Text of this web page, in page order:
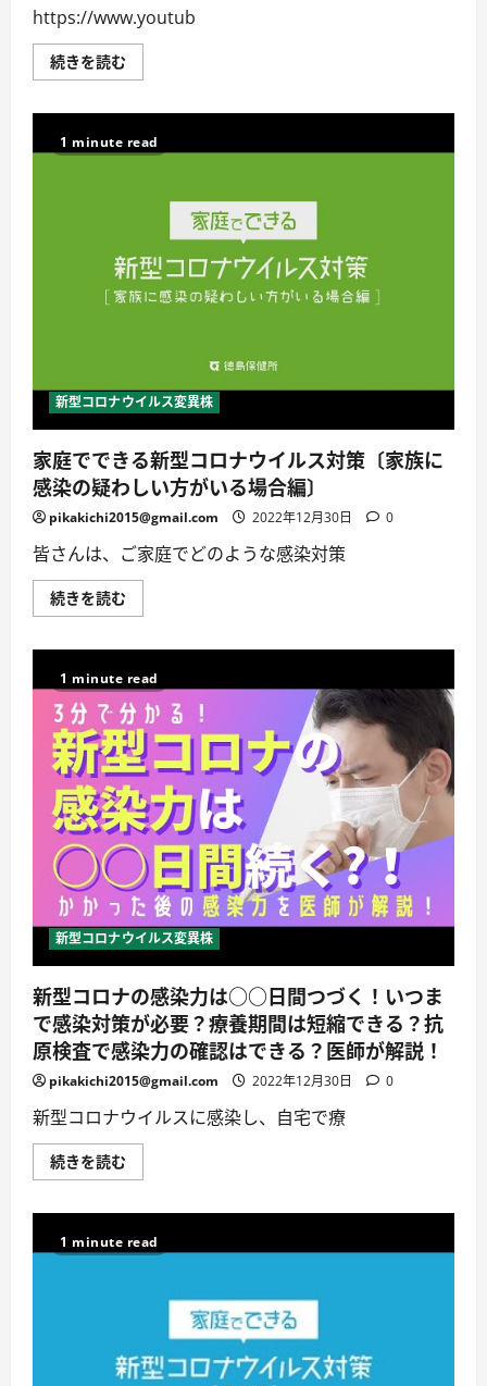
し
ょ
に
い
詳
し
https://www.youtub
続きを読む
型
ウ
イ
策
動
画
に
く
読
む
1 minute read
新型コロナウイルス変異株
家庭でできる新型コロナウイルス対策〔家族に
感染の疑わしい方がいる場合編〕
pikakichi2015@gmail.com 2022年12月30日 0
皆さんは、ご家庭でどのような感染対策
続きを読む
庭
る
新
型
コ
ロ
ナ
ウ
イ
ル
ス
対
策
〔家
族
に
感
染
の
疑
わ
い
方
が
い
る
合
に
つ
い
詳
む
1 minute read
新型コロナウイルス変異株
新型コロナの感染力は○○日間つづく！いつま
で感染対策が必要？療養期間は短縮できる？抗
原検査で感染力の確認はできる？医師が解説！
pikakichi2015@gmail.com 2022年12月30日 0
新型コロナウイルスに感染し、自宅で療
続きを読む
型
の
感
つ
づ
1 minute read